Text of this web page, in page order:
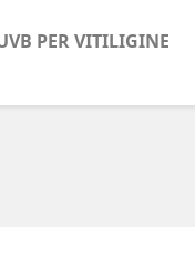
PER VITILIGINE